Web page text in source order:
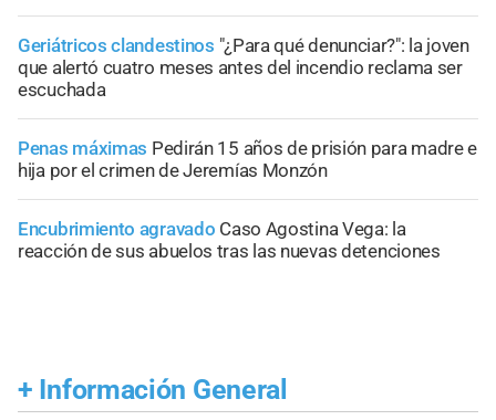
Geriátricos clandestinos "¿Para qué denunciar?": la joven
que alertó cuatro meses antes del incendio reclama ser
escuchada
Penas máximas Pedirán 15 años de prisión para madre e
hija por el crimen de Jeremías Monzón
Encubrimiento agravado Caso Agostina Vega: la
reacción de sus abuelos tras las nuevas detenciones
+ Información General